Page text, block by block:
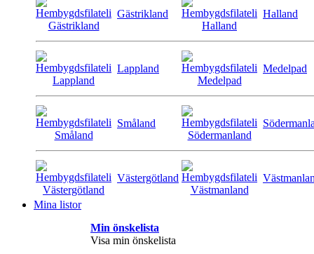
Gästrikland Halland
Lappland Medelpad
Småland
Västergötland
Mina listor
Min önskelista
Visa min önskelista